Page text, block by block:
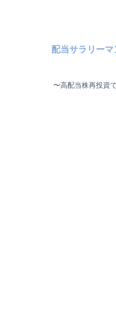
配当サラリーマ
〜高配当株再投資